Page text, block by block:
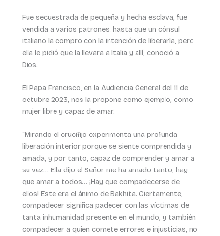
Fue secuestrada de pequeña y hecha esclava, fue
vendida a varios patrones, hasta que un cónsul
italiano la compro con la intención de liberarla, pero
ella le pidió que la llevara a Italia y allí, conoció a
Dios.
El Papa Francisco, en la Audiencia General del 11 de
octubre 2023, nos la propone como ejemplo, como
mujer libre y capaz de amar.
“Mirando el crucifijo experimenta una profunda
liberación interior porque se siente comprendida y
amada, y por tanto, capaz de comprender y amar a
su vez… Ella dijo el Señor me ha amado tanto, hay
que amar a todos… ¡Hay que compadecerse de
ellos! Este era el ánimo de Bakhita. Ciertamente,
compadecer significa padecer con las víctimas de
tanta inhumanidad presente en el mundo, y también
compadecer a quien comete errores e injusticias, no